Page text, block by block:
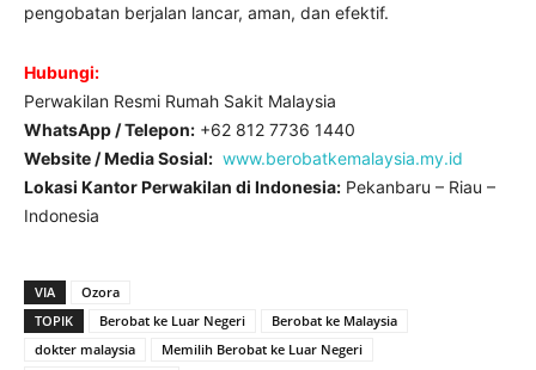
pengobatan berjalan lancar, aman, dan efektif.
Hubungi:
Perwakilan Resmi Rumah Sakit Malaysia
WhatsApp / Telepon: +62 812 7736 1440
Website / Media Sosial: www.berobatkemalaysia.my.id
Lokasi Kantor Perwakilan di Indonesia: Pekanbaru – Riau –
Indonesia
VIA
Ozora
TOPIK
Berobat ke Luar Negeri
Berobat ke Malaysia
dokter malaysia
Memilih Berobat ke Luar Negeri